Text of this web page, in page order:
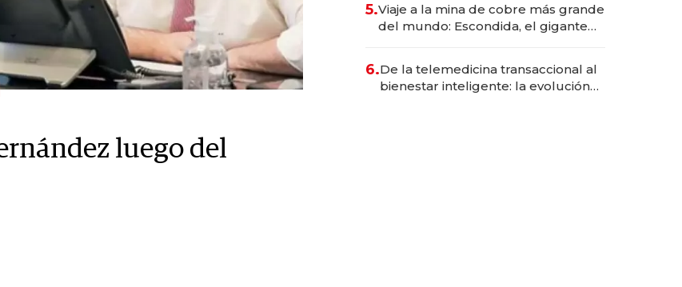
luego del
5.Viaje a la mina de cobre más grande
del mundo: Escondida, el gigante
6.De la telemedicina transaccional al
bienestar inteligente: la evolución